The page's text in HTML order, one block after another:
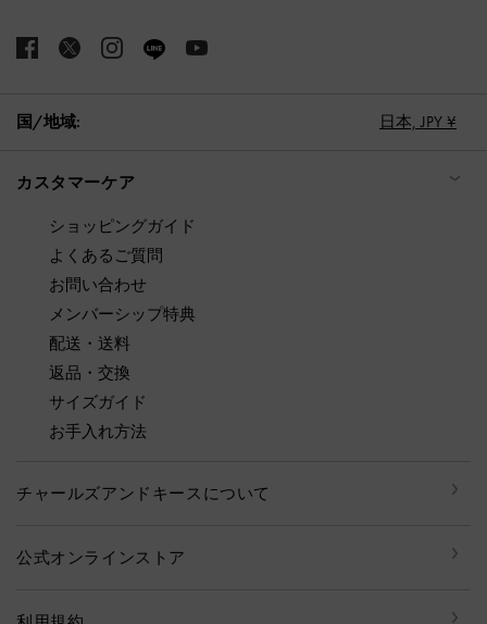
国/地域: 日本, JPY ¥
カスタマーケア
ショッピングガイド
よくあるご質問
お問い合わせ
メンバーシップ特典
配送・送料
返品・交換
サイズガイド
お手入れ方法
チャールズアンドキースについて
公式オンラインストア